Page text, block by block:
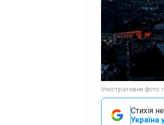
Ілюстративне фото:
Стихія
Україна